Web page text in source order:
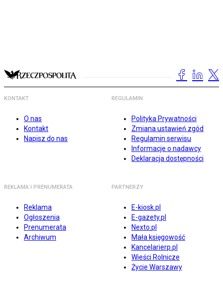
KONTAKT
O nas
Kontakt
Napisz do nas
REGULAMIN
Polityka Prywatności
Zmiana ustawień zgód
Regulamin serwisu
Informacje o nadawcy
Deklaracja dostępności
REKLAMA I PRENUMERATA
Reklama
Ogłoszenia
Prenumerata
Archiwum
PARTNERZY
E-kiosk.pl
E-gazety.pl
Nexto.pl
Mała księgowość
Kancelarierp.pl
Wieści Rolnicze
Życie Warszawy